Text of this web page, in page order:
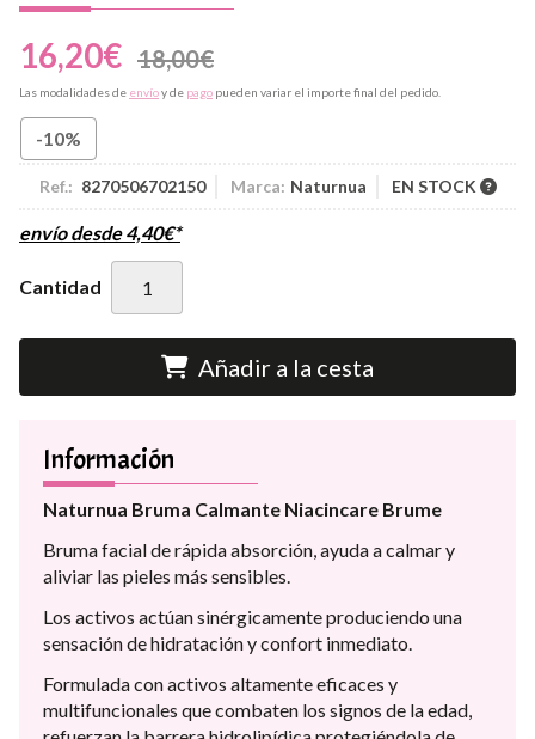
16,20€ 18,00€
Las modalidades de envíoy de pago pueden variar el importe final del pedido.
-10%
Ref.: 8270506702150 Marca: Naturnua EN STOCK
envío desde4,40€*
Cantidad
Añadir a la cesta
Información
Naturnua Bruma Calmante Niacincare Brume
Bruma facial de rápida absorción, ayuda a calmar y
aliviar las pieles más sensibles.
Los activos actúan sinérgicamente produciendo una
sensación de hidratación y confort inmediato.
Formulada con activos altamente eficaces y
multifuncionales que combaten los signos de la edad,